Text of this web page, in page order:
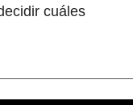
cuáles